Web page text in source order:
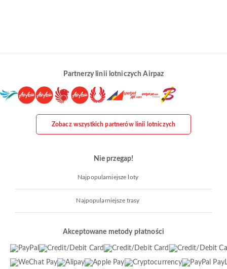
Partnerzy linii lotniczych Airpaz
Zobacz wszystkich partnerów linii lotniczych
Nie przegap!
Najpopularniejsze loty
Najpopularniejsze trasy
Akceptowane metody płatności